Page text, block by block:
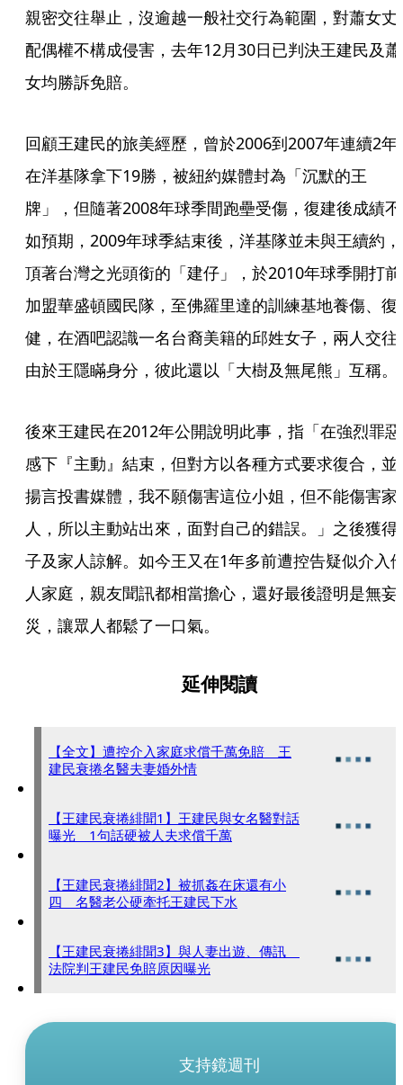
親密交往舉止，沒逾越一般社交行為範圍，對蕭女丈
配偶權不構成侵害，去年12月30日已判決王建民及蕭
女均勝訴免賠。
回顧王建民的旅美經歷，曾於2006到2007年連續2年
在洋基隊拿下19勝，被紐約媒體封為「沉默的王
牌」，但隨著2008年球季間跑壘受傷，復建後成績不
如預期，2009年球季結束後，洋基隊並未與王續約，
頂著台灣之光頭銜的「建仔」，於2010年球季開打前
加盟華盛頓國民隊，至佛羅里達的訓練基地養傷、復
健，在酒吧認識一名台裔美籍的邱姓女子，兩人交往
由於王隱瞞身分，彼此還以「大樹及無尾熊」互稱。
後來王建民在2012年公開說明此事，指「在強烈罪惡
感下『主動』結束，但對方以各種方式要求復合，並
揚言投書媒體，我不願傷害這位小姐，但不能傷害家
人，所以主動站出來，面對自己的錯誤。」之後獲得
子及家人諒解。如今王又在1年多前遭控告疑似介入
人家庭，親友聞訊都相當擔心，還好最後證明是無妄
災，讓眾人都鬆了一口氣。
延伸閱讀
【全文】遭控介入家庭求償千萬免賠 王
建民衰捲名醫夫妻婚外情
【王建民衰捲緋聞1】王建民與女名醫對話
曝光 1句話硬被人夫求償千萬
【王建民衰捲緋聞2】被抓姦在床還有小
四 名醫老公硬牽托王建民下水
【王建民衰捲緋聞3】與人妻出遊、傳訊
法院判王建民免賠原因曝光
支持鏡週刊